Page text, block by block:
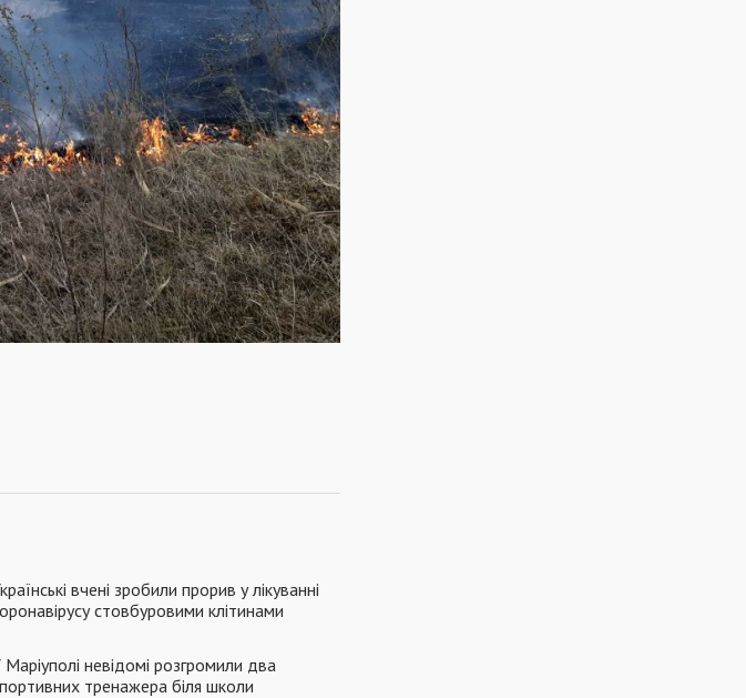
вчені зробили прорив у лікуванні
стовбуровими клітинами
Маріуполі невідомі розгромили два
тренажера біля школи